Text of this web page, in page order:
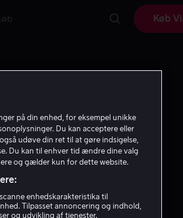
Køb
på din enhed, for eksempel unikke
Du kan acceptere eller
udøve din ret til at gøre indsigelse,
Du kan til enhver tid ændre dine valg
og gælder kun for dette website.
enhedskarakteristika til
Tilpasset annoncering og indhold,
og udvikling af tjenester.